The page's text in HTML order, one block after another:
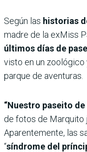
Según las historias
madre de la exMiss
últimos días de
visto en un zoológico
parque de aventuras.
“Nuestro paseito de
de fotos de Marquito
Aparentemente, las
“síndrome del